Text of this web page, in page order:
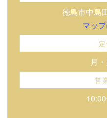
徳島市中島
マッ
月
営